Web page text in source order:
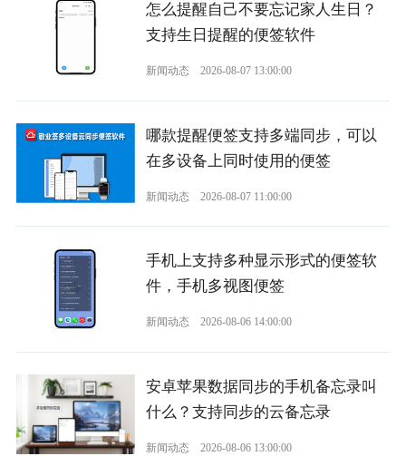
怎么提醒自己不要忘记家人生日？
支持生日提醒的便签软件
新闻动态 2026-08-07 13:00:00
哪款提醒便签支持多端同步，可以
在多设备上同时使用的便签
新闻动态 2026-08-07 11:00:00
手机上支持多种显示形式的便签软
件，手机多视图便签
新闻动态 2026-08-06 14:00:00
安卓苹果数据同步的手机备忘录叫
什么？支持同步的云备忘录
新闻动态 2026-08-06 13:00:00